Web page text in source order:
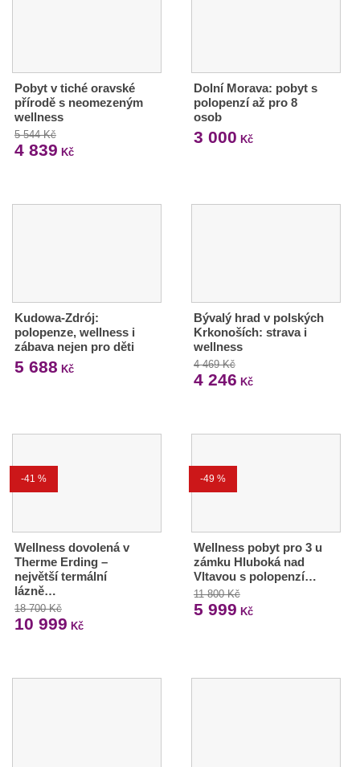
Pobyt v tiché oravské
přírodě s neomezeným
wellness
5 544 Kč
4 839 Kč
Dolní Morava: pobyt s
polopenzí až pro 8
osob
3 000 Kč
Kudowa-Zdrój:
polopenze, wellness i
zábava nejen pro děti
5 688 Kč
Bývalý hrad v polských
Krkonoších: strava i
wellness
4 469 Kč
4 246 Kč
-41 %
Wellness dovolená v
Therme Erding –
největší termální
lázně…
18 700 Kč
10 999 Kč
-49 %
Wellness pobyt pro 3 u
zámku Hluboká nad
Vltavou s polopenzí…
11 800 Kč
5 999 Kč